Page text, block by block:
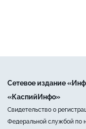
Сетевое издание
«КаспийИнфо»
Свидетельство о
Федеральной службой по